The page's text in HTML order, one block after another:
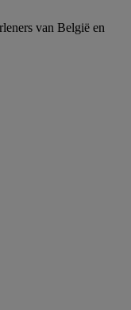
van België en